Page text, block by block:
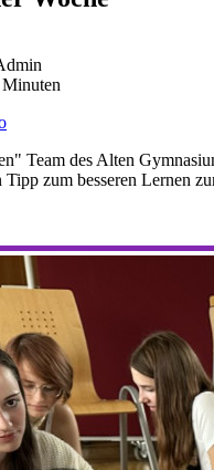
Team des Alten
Tipp zum besseren Lernen